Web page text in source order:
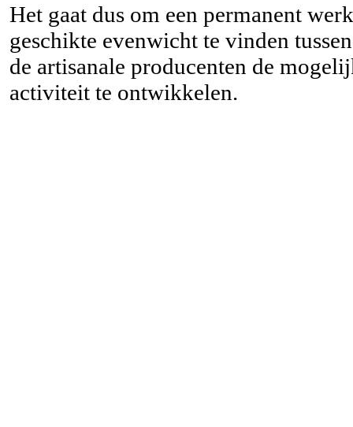
Het gaat dus om een permanent
geschikte evenwicht te vinden
de artisanale producenten de
activiteit te ontwikkelen.